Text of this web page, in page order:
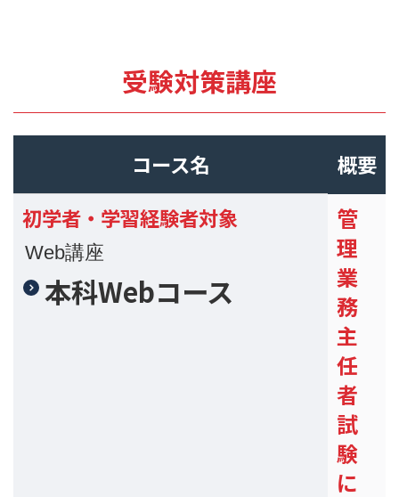
受験対策講座
コース名
概要
初学者・学習経験者対象
Web講座
本科Webコース
管
理
業
務
主
任
者
試
験
に